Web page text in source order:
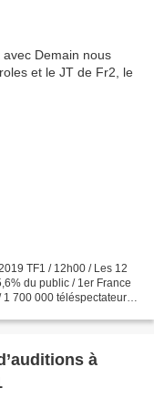
TF1 / 12h00 / Les 12
du public / 1er France
1 700 000 téléspectateurs
à